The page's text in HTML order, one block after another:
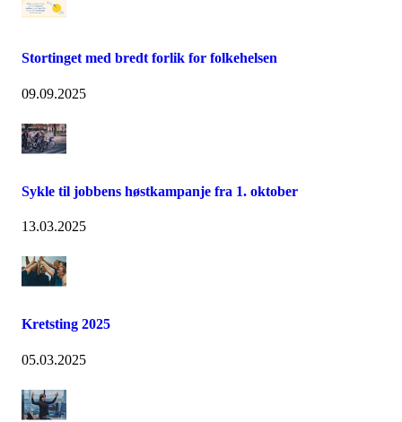
Stortinget med bredt forlik for folkehelsen
09.09.2025
Sykle til jobbens høstkampanje fra 1. oktober
13.03.2025
Kretsting 2025
05.03.2025